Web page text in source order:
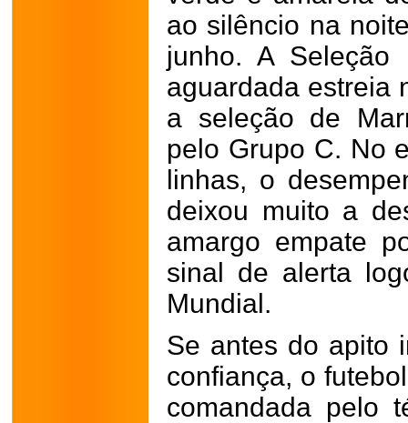
ao silêncio na
junho. A
aguardada estreia
a seleção de
pelo Grupo C. No
linhas, o
deixou muito a
amargo empate
sinal de alerta
Mundial.
Se antes do apito
confiança, o
comandada pelo